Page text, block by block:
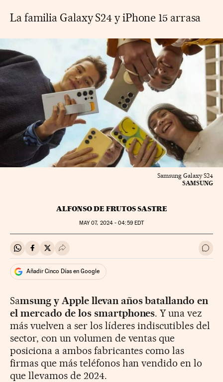
La familia Galaxy S24 y iPhone 15 arrasa
Samsung Galaxy S24
SAMSUNG
ALFONSO DE FRUTOS SASTRE
MAY07, 2024 - 04:59EDT
Compartir en Whatsapp
Compartir en Facebook
Compartir en Twitter
Desplegar Redes Sociales Ir a
Añadir Cinco Días en Google
Samsung y Apple llevan años batallando en
el mercado de los smartphones. Y una vez
más vuelven a ser los líderes indiscutibles del
sector, con un volumen de ventas que
posiciona a ambos fabricantes como las
firmas que más teléfonos han vendido en lo
que llevamos de 2024.